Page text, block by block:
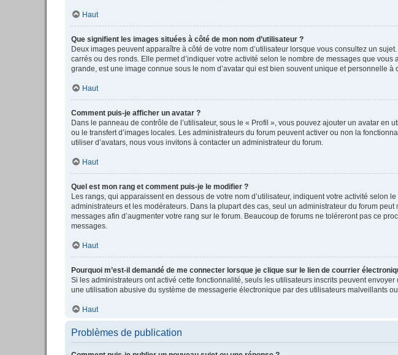
Haut
Que signifient les images situées à côté de mon nom d’utilisateur ?
Deux images peuvent apparaître à côté de votre nom d’utilisateur lorsque vous consultez un
carrés ou des ronds. Elle permet d’indiquer votre activité selon le nombre de messages que
grande, est une image connue sous le nom d’avatar qui est bien souvent unique et personnelle à
Haut
Comment puis-je afficher un avatar ?
Dans le panneau de contrôle de l’utilisateur, sous le « Profil », vous pouvez ajouter un avatar
ou le transfert d’images locales. Les administrateurs du forum peuvent activer ou non la
utiliser d’avatars, nous vous invitons à contacter un administrateur du forum.
Haut
Quel est mon rang et comment puis-je le modifier ?
Les rangs, qui apparaissent en dessous de votre nom d’utilisateur, indiquent votre activité
administrateurs et les modérateurs. Dans la plupart des cas, seul un administrateur du forum
messages afin d’augmenter votre rang sur le forum. Beaucoup de forums ne toléreront pas ce
messages.
Haut
Pourquoi m’est-il demandé de me connecter lorsque je clique sur le lien de courrier
Si les administrateurs ont activé cette fonctionnalité, seuls les utilisateurs inscrits peuvent
une utilisation abusive du système de messagerie électronique par des utilisateurs malveillants ou
Haut
Problèmes de publication